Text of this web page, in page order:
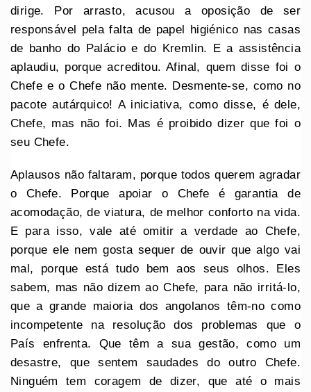
dirige. Por arrasto, acusou a oposição de ser
responsável pela falta de papel higiénico nas casas
de banho do Palácio e do Kremlin. E a assistência
aplaudiu, porque acreditou. Afinal, quem disse foi o
Chefe e o Chefe não mente. Desmente-se, como no
pacote autárquico! A iniciativa, como disse, é dele,
Chefe, mas não foi. Mas é proibido dizer que foi o
seu Chefe.
Aplausos não faltaram, porque todos querem agradar
o Chefe. Porque apoiar o Chefe é garantia de
acomodação, de viatura, de melhor conforto na vida.
E para isso, vale até omitir a verdade ao Chefe,
porque ele nem gosta sequer de ouvir que algo vai
mal, porque está tudo bem aos seus olhos. Eles
sabem, mas não dizem ao Chefe, para não irritá-lo,
que a grande maioria dos angolanos têm-no como
incompetente na resolução dos problemas que o
País enfrenta. Que têm a sua gestão, como um
desastre, que sentem saudades do outro Chefe.
Ninguém tem coragem de dizer, que até o mais